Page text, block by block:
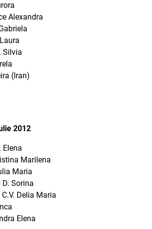
Alexandra
Silvia
(Iran)
2012
Elena
Marilena
Maria
Sorina
Delia Maria
Elena